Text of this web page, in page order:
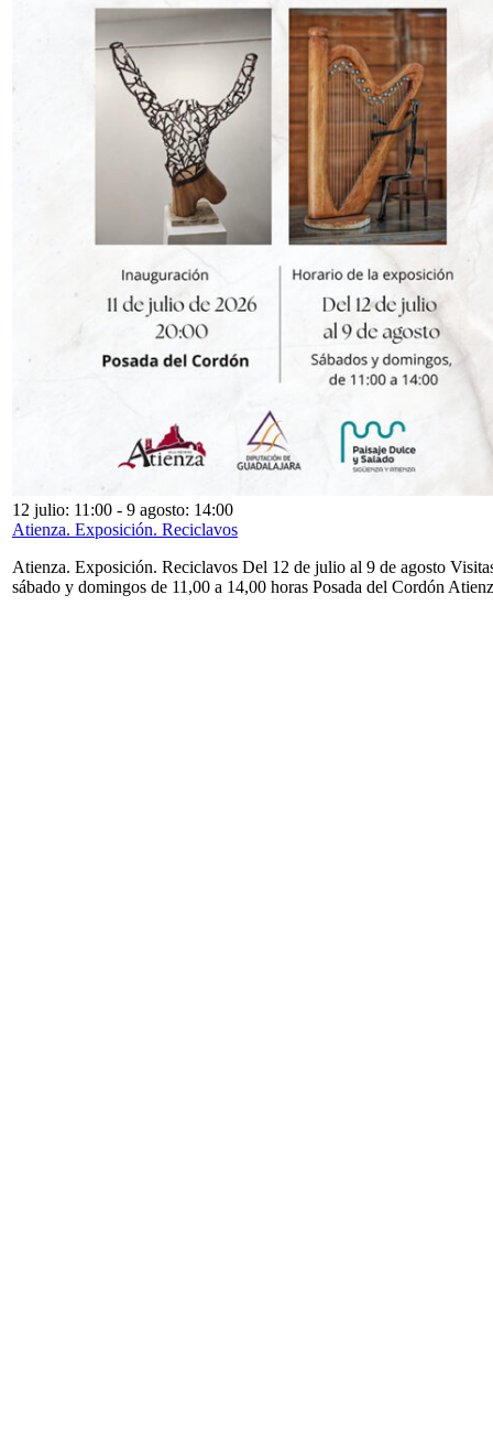
12 julio: 11:00 - 9 agosto: 14:00
Atienza. Exposición. Reciclavos
Atienza. Exposición. Reciclavos Del 12 de julio al 9 de agosto
sábado y domingos de 11,00 a 14,00 horas Posada del Cordón